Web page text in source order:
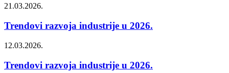
21.03.2026.
Trendovi razvoja industrije u 2026.
12.03.2026.
Trendovi razvoja industrije u 2026.